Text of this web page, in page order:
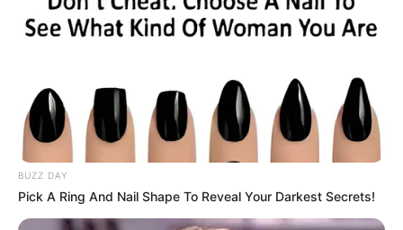
BUZZ DAY
Pick A Ring And Nail Shape To Reveal Your Darkest Secrets!